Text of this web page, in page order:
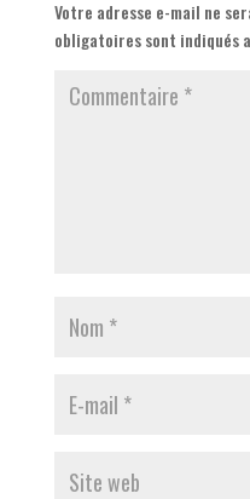
Votre adresse e-mail ne
obligatoires sont indiqués